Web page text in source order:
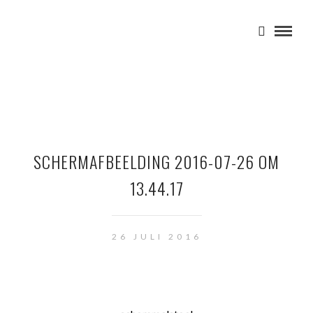
SCHERMAFBEELDING 2016-07-26 OM
13.44.17
26 JULI 2016